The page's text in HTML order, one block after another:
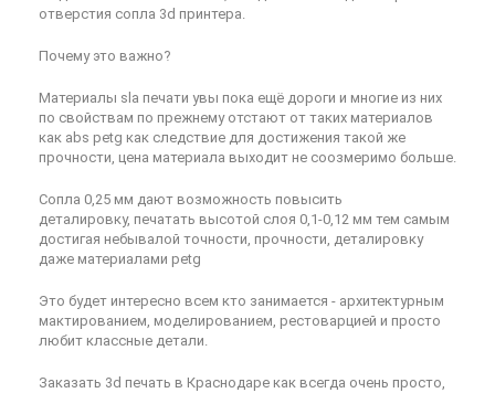
отверстия сопла 3d принтера.
Почему это важно?
Материалы sla печати увы пока ещё дороги и многие из них
по свойствам по прежнему отстают от таких материалов
как abs petg как следствие для достижения такой же
прочности, цена материала выходит не соозмеримо больше.
Сопла 0,25 мм дают возможность повысить
деталировку, печатать высотой слоя 0,1-0,12 мм тем самым
достигая небывалой точности, прочности, деталировку
даже материалами petg
Это будет интересно всем кто занимается - архитектурным
мактированием, моделированием, рестоварцией и просто
любит классные детали.
Заказать 3d печать в Краснодаре как всегда очень просто,